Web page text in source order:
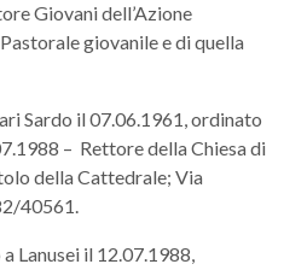
Giovani dell’Azione
giovanile e di quella
Sardo il 07.06.1961, ordinato
– Rettore della Chiesa di
della Cattedrale; Via
40561.
Lanusei il 12.07.1988,